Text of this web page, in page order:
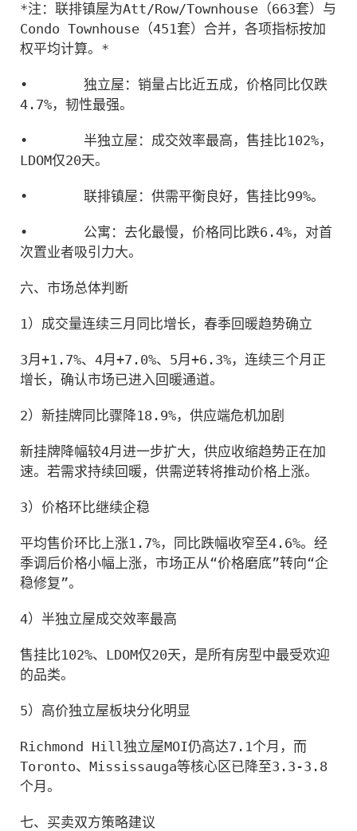
*注：联排镇屋为Att/Row/Townhouse（663套）与
Condo Townhouse（451套）合并，各项指标按加
权平均计算。*
•
独立屋：销量占比近五成，价格同比仅跌
4.7%，韧性最强。
•
半独立屋：成交效率最高，售挂比102%，
LDOM仅20天。
• 联排镇屋：供需平衡良好，售挂比99%。
•
公寓：去化最慢，价格同比跌6.4%，对首
次置业者吸引力大。
六、市场总体判断
1）成交量连续三月同比增长，春季回暖趋势确立
3月+1.7%、4月+7.0%、5月+6.3%，连续三个月正
增长，确认市场已进入回暖通道。
2）新挂牌同比骤降18.9%，供应端危机加剧
新挂牌降幅较4月进一步扩大，供应收缩趋势正在加
速。若需求持续回暖，供需逆转将推动价格上涨。
3）价格环比继续企稳
平均售价环比上涨1.7%，同比跌幅收窄至4.6%。经
季调后价格小幅上涨，市场正从“价格磨底”转向“企
稳修复”。
4）半独立屋成交效率最高
售挂比102%、LDOM仅20天，是所有房型中最受欢迎
的品类。
5）高价独立屋板块分化明显
Richmond Hill独立屋MOI仍高达7.1个月，而
Toronto、Mississauga等核心区已降至3.3-3.8
个月。
七、买卖双方策略建议